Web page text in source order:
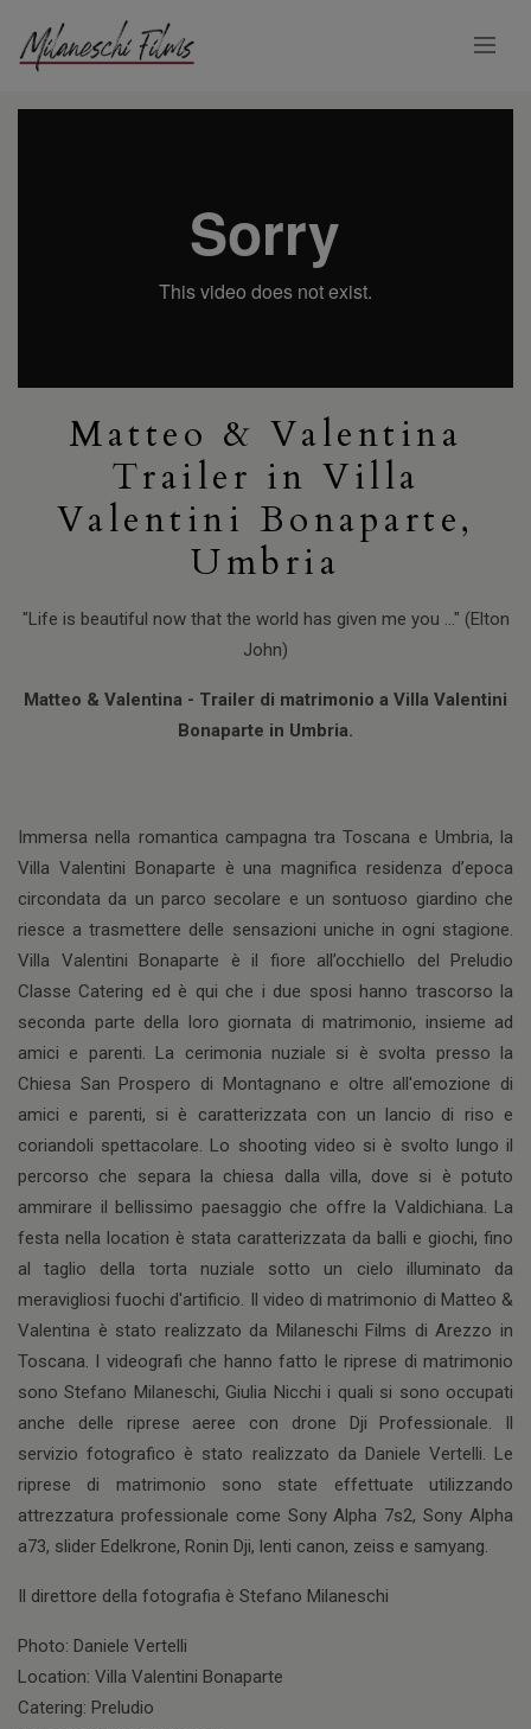
Matteo & Valentina
Trailer in Villa
Valentini Bonaparte,
Umbria
"Life is beautiful now that the world has given me you ..." (Elton
John)
Matteo & Valentina - Trailer di matrimonio a Villa Valentini
Bonaparte in Umbria.
Immersa nella romantica campagna tra Toscana e Umbria, la
Villa Valentini Bonaparte è una magnifica residenza d’epoca
circondata da un parco secolare e un sontuoso giardino che
riesce a trasmettere delle sensazioni uniche in ogni stagione.
Villa Valentini Bonaparte è il fiore all’occhiello del Preludio
Classe Catering ed è qui che i due sposi hanno trascorso la
seconda parte della loro giornata di matrimonio, insieme ad
amici e parenti. La cerimonia nuziale si è svolta presso la
Chiesa San Prospero di Montagnano e oltre all'emozione di
amici e parenti, si è caratterizzata con un lancio di riso e
coriandoli spettacolare. Lo shooting video si è svolto lungo il
percorso che separa la chiesa dalla villa, dove si è potuto
ammirare il bellissimo paesaggio che offre la Valdichiana. La
festa nella location è stata caratterizzata da balli e giochi, fino
al taglio della torta nuziale sotto un cielo illuminato da
meravigliosi fuochi d'artificio. Il video di matrimonio di Matteo &
Valentina è stato realizzato da Milaneschi Films di Arezzo in
Toscana. I videografi che hanno fatto le riprese di matrimonio
sono Stefano Milaneschi, Giulia Nicchi i quali si sono occupati
anche delle riprese aeree con drone Dji Professionale. Il
servizio fotografico è stato realizzato da Daniele Vertelli. Le
riprese di matrimonio sono state effettuate utilizzando
attrezzatura professionale come Sony Alpha 7s2, Sony Alpha
a73, slider Edelkrone, Ronin Dji, lenti canon, zeiss e samyang.
Il direttore della fotografia è Stefano Milaneschi
Photo: Daniele Vertelli
Location: Villa Valentini Bonaparte
Catering: Preludio